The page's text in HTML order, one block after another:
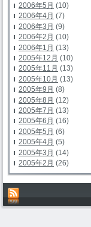
2006年5月 (10)
2006年4月 (7)
2006年3月 (9)
2006年2月 (10)
2006年1月 (13)
2005年12月 (10)
2005年11月 (13)
2005年10月 (13)
2005年9月 (8)
2005年8月 (12)
2005年7月 (13)
2005年6月 (16)
2005年5月 (6)
2005年4月 (5)
2005年3月 (14)
2005年2月 (26)